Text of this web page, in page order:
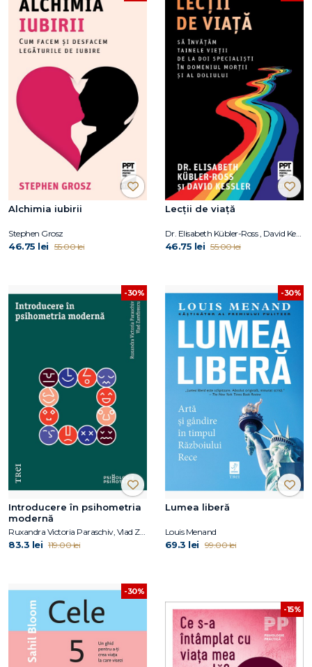
Alchimia iubirii
Stephen Grosz
46.75 lei 55.00 lei
Lecții de viață
Dr. Elisabeth Kübler-Ross , David Kessler
46.75 lei 55.00 lei
-30%
Introducere în psihometria
modernă
Ruxandra Victoria Paraschiv, Vlad Zamfirescu
83.3 lei 119.00 lei
-30%
Lumea liberă
Louis Menand
69.3 lei 99.00 lei
-30%
-15%